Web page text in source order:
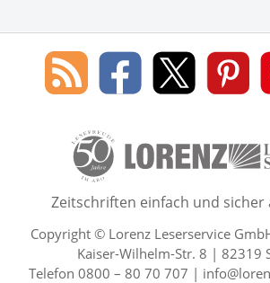
Social Media
Blog
des
Leserservice
Lorenz
Leserservice
Lorenz
50
Zeitschriften einfach und sicher
Copyright © Lorenz Leserservice
Kaiser-Wilhelm-Str. 8 | 82319
Telefon 0800 – 80 70 707 |